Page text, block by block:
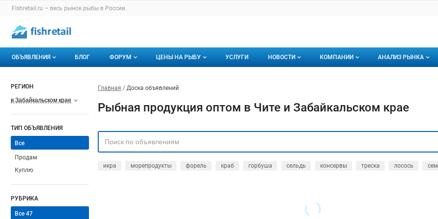
Fishretail.ru – весь рынок рыбы в России.
ОБЪЯВЛЕНИЯ
Горячее предложение
БЛОГ ФОРУМ ЦЕНЫ НА РЫБУ
Отзывы
УСЛУГИ НОВОСТИ КОМПАНИИ АНАЛИЗ РЫНКА
РЕГИОН
в Забайкальском крае
ТИП ОБЪЯВЛЕНИЯ
Все
Продам
Куплю
РУБРИКА
Все 47
Главная Доска объявлений
Рыбная продукция оптом в Чите и Забайкальском крае
икра морепродукты форель краб горбуша сельдь консервы треска лосось